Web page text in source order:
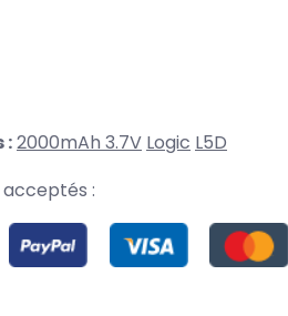
:2000mAh 3.7V Logic L5D
: